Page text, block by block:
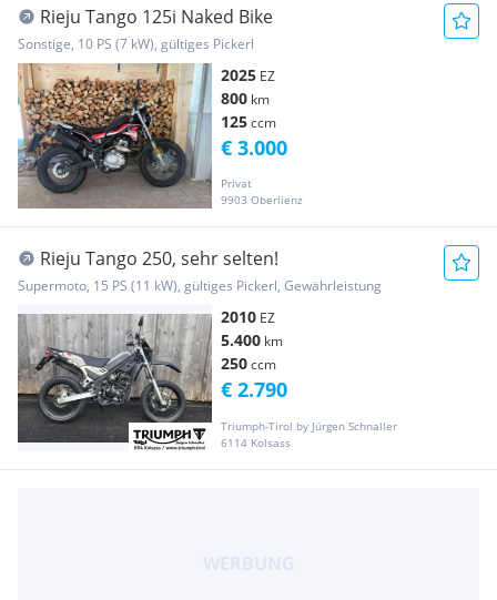
Rieju Tango 125i Naked Bike
Sonstige, 10 PS (7 kW), gültiges Pickerl
2025 EZ
800 km
125ccm
Privat
9903 Oberlienz
€ 3.000
Rieju Tango 250, sehr selten!
Supermoto, 15 PS (11 kW), gültiges Pickerl, Gewährleistung
2010 EZ
5.400 km
250ccm
Triumph-Tirol by Jürgen Schnaller
6114 Kolsass
€ 2.790